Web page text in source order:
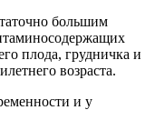
большим
плода, грудничка и
возраста.
и у